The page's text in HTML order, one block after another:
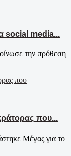
social media...
την πρόθεση
που...
Μέγας για το